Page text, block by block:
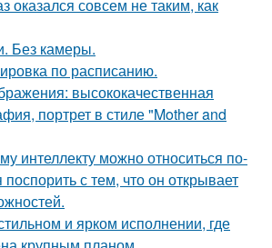
оказался совсем не таким, как
Без камеры.
по расписанию.
высококачественная
портрет в стиле "Mother and
интеллекту можно относиться по-
с тем, что он открывает
и ярком исполнении, где